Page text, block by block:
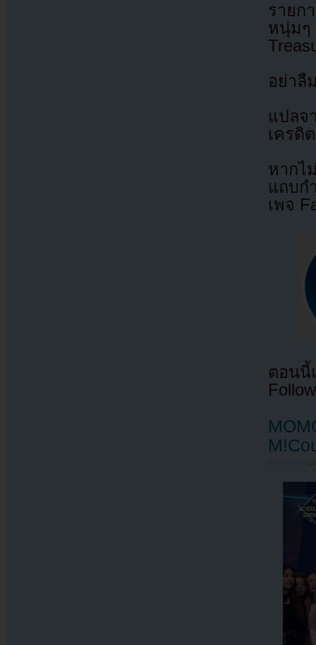
ราย
หนุ่ม
อย่าลื
แปล
เครดิ
หากไ
แถบก
เพจ
ตอนนี้